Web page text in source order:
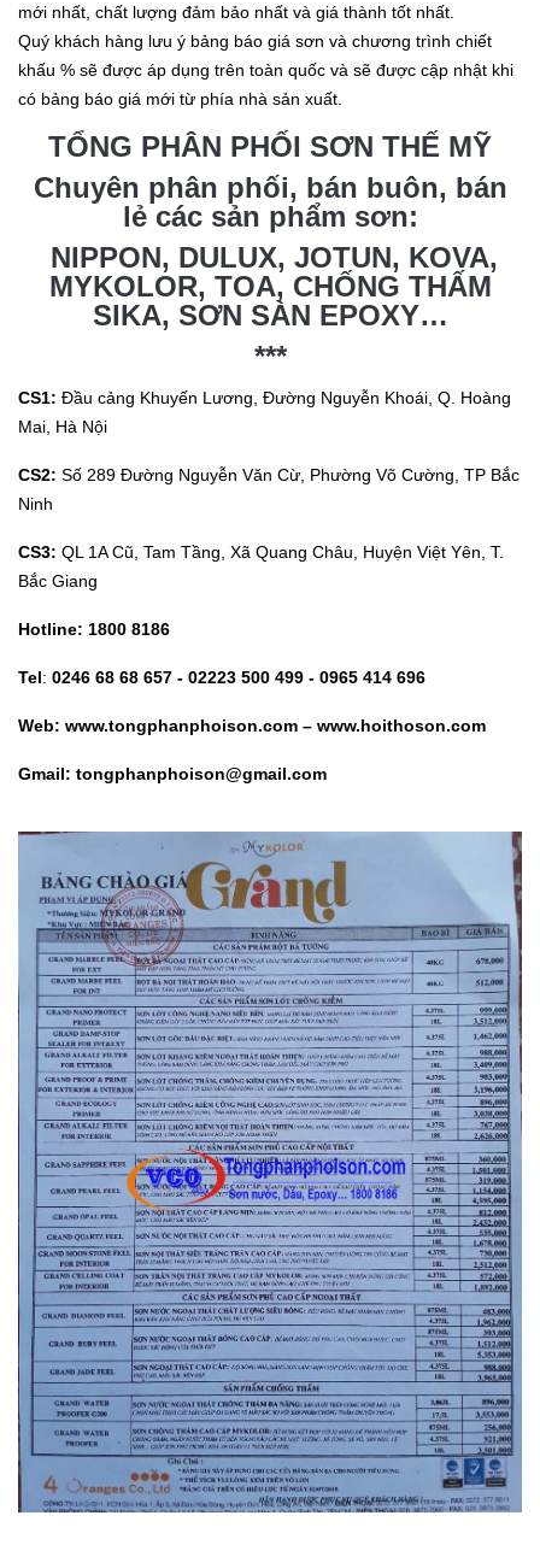
mới nhất, chất lượng đảm bảo nhất và giá thành tốt nhất.
Quý khách hàng lưu ý bảng báo giá sơn và chương trình chiết
khấu % sẽ được áp dụng trên toàn quốc và sẽ được cập nhật khi
có bảng báo giá mới từ phía nhà sản xuất.
TỔNG PHÂN PHỐI SƠN THẾ MỸ
Chuyên phân phối, bán buôn, bán
lẻ các sản phẩm sơn:
NIPPON, DULUX, JOTUN, KOVA,
MYKOLOR, TOA, CHỐNG THẤM
SIKA, SƠN SÀN EPOXY…
***
CS1: Đầu cảng Khuyến Lương, Đường Nguyễn Khoái, Q. Hoàng
Mai, Hà Nội
CS2: Số 289 Đường Nguyễn Văn Cừ, Phường Võ Cường, TP Bắc
Ninh
CS3: QL 1A Cũ, Tam Tầng, Xã Quang Châu, Huyện Việt Yên, T.
Bắc Giang
Hotline: 1800 8186
Tel: 0246 68 68 657 - 02223 500 499 - 0965 414 696
Web: www.tongphanphoison.com – www.hoithoson.com
Gmail: tongphanphoison@gmail.com